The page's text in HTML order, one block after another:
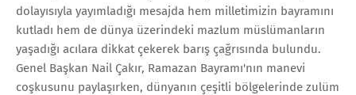
dolayısıyla yayımladığı mesajda hem milletimizin bayramını
kutladı hem de dünya üzerindeki mazlum müslümanların
yaşadığı acılara dikkat çekerek barış çağrısında bulundu.
Genel Başkan Nail Çakır, Ramazan Bayramı'nın manevi
coşkusunu paylaşırken, dünyanın çeşitli bölgelerinde zulüm